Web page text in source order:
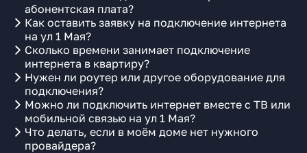
абонентская плата?
Как оставить заявку на подключение интернета
на ул 1 Мая?
Сколько времени занимает подключение
интернета в квартиру?
Нужен ли роутер или другое оборудование для
подключения?
Можно ли подключить интернет вместе с ТВ или
мобильной связью на ул 1 Мая?
Что делать, если в моём доме нет нужного
провайдера?